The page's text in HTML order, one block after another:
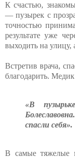
К счастью,
— пузырек с
точностью
результате уже
выходить на улицу,
Встретив врача,
благодарить.
«В
спасли себя».
В самые тяжелые